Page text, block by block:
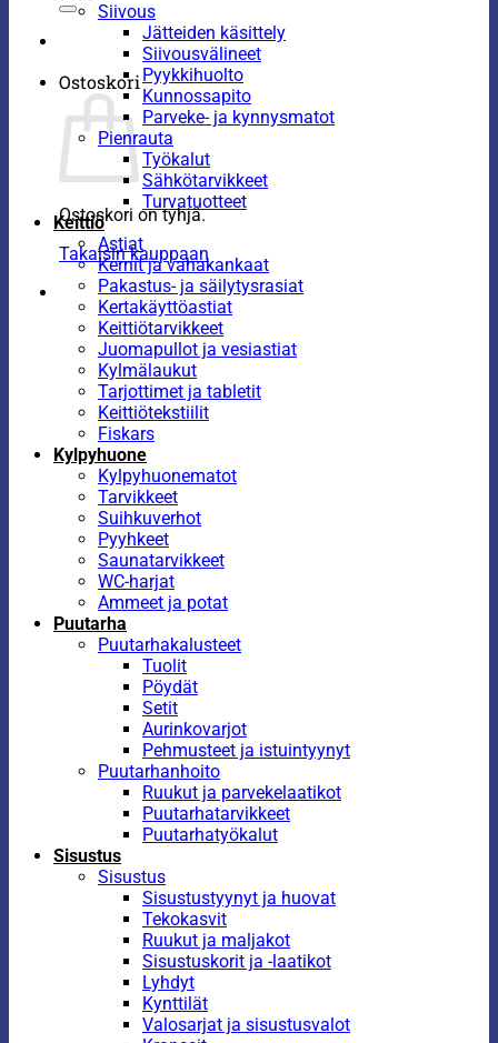
Ostoskori
Ostoskori on tyhjä.
Takaisin kauppaan
Siivous
Jätteiden käsittely
Siivousvälineet
Pyykkihuolto
Kunnossapito
Parveke- ja kynnysmatot
Pienrauta
Työkalut
Sähkötarvikkeet
Turvatuotteet
Keittiö
Astiat
Kernit ja vahakankaat
Pakastus- ja säilytysrasiat
Kertakäyttöastiat
Keittiötarvikkeet
Juomapullot ja vesiastiat
Kylmälaukut
Tarjottimet ja tabletit
Keittiötekstiilit
Fiskars
Kylpyhuone
Kylpyhuonematot
Tarvikkeet
Suihkuverhot
Pyyhkeet
Saunatarvikkeet
WC-harjat
Ammeet ja potat
Puutarha
Puutarhakalusteet
Tuolit
Pöydät
Setit
Aurinkovarjot
Pehmusteet ja istuintyynyt
Puutarhanhoito
Ruukut ja parvekelaatikot
Puutarhatarvikkeet
Puutarhatyökalut
Sisustus
Sisustus
Sisustustyynyt ja huovat
Tekokasvit
Ruukut ja maljakot
Sisustuskorit ja -laatikot
Lyhdyt
Kynttilät
Valosarjat ja sisustusvalot